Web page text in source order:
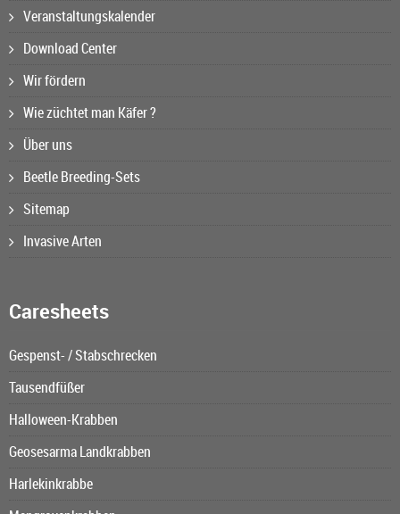
Veranstaltungskalender
Download Center
Wir fördern
Wie züchtet man Käfer ?
Über uns
Beetle Breeding-Sets
Sitemap
Invasive Arten
Caresheets
Gespenst- / Stabschrecken
Tausendfüßer
Halloween-Krabben
Geosesarma Landkrabben
Harlekinkrabbe